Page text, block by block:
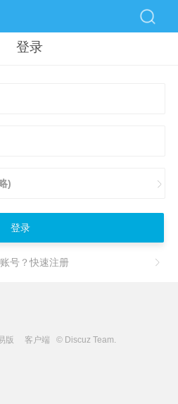
登录
)
登录
号？快速注册
版 客户端 © Discuz Team.